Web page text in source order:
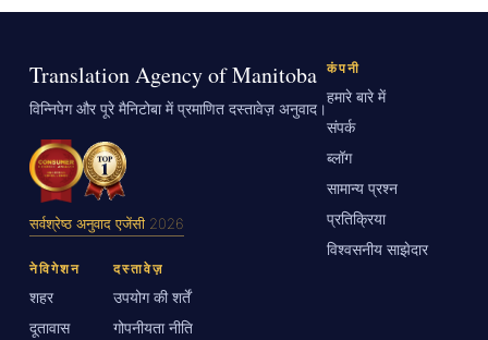
Translation Agency of Manitoba
विन्निपेग और पूरे मैनिटोबा में प्रमाणित दस्तावेज़ अनुवाद।
सर्वश्रेष्ठ अनुवाद एजेंसी 2026
कंपनी
हमारे बारे में
संपर्क
ब्लॉग
सामान्य प्रश्न
प्रतिक्रिया
विश्वसनीय साझेदार
नेविगेशन
शहर
दूतावास
दस्तावेज़
उपयोग की शर्तें
गोपनीयता नीति